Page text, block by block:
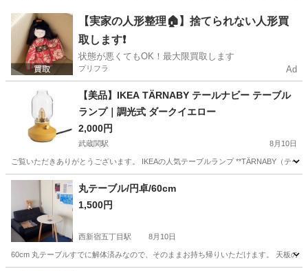
東京 大田区 梅屋敷駅 収納家具
【実家の人形整理🏠】捨てられない人形買
取します❗️
状態が悪くてもOK！最大限買取します
プリフラ Ad
【美品】IKEA TÄRNABY テールナビー テーブル
ランプ｜調光式 ダークイエロー
2,000円
武蔵関駅 8月10日
ご覧いただきありがとうございます。 IKEAの人気テーブルランプ **TÄRNABY（テ
東京 武蔵野市 武蔵関駅 照明器具
丸テーブル/円卓/60cm
1,500円
西新宿五丁目駅 8月10日
60cm 丸テーブルすでに解体済みなので、そのままお持ち帰りいただけます。 天板の